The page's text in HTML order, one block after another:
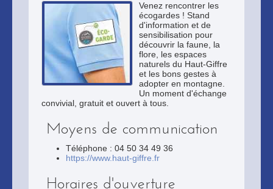
Venez rencontrer les
écogardes ! Stand
d'information et de
sensibilisation pour
découvrir la faune, la
flore, les espaces
naturels du Haut-Giffre
et les bons gestes à
adopter en montagne.
Un moment d'échange
convivial, gratuit et ouvert à tous.
Moyens de communication
Téléphone : 04 50 34 49 36
https://www.haut-giffre.fr
Horaires d'ouverture